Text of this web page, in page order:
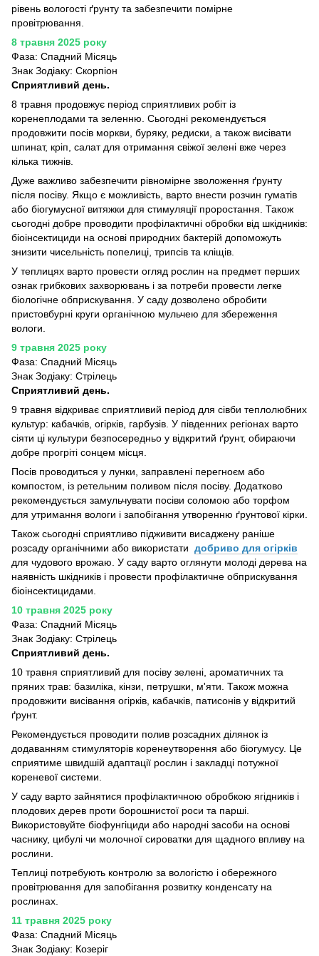
рівень вологості ґрунту та забезпечити помірне
провітрювання.
8 травня 2025 року
Фаза: Спадний Місяць
Знак Зодіаку: Скорпіон
Сприятливий день.
8 травня продовжує період сприятливих робіт із
коренеплодами та зеленню. Сьогодні рекомендується
продовжити посів моркви, буряку, редиски, а також висівати
шпинат, кріп, салат для отримання свіжої зелені вже через
кілька тижнів.
Дуже важливо забезпечити рівномірне зволоження ґрунту
після посіву. Якщо є можливість, варто внести розчин гуматів
або біогумусної витяжки для стимуляції проростання. Також
сьогодні добре проводити профілактичні обробки від шкідників:
біоінсектициди на основі природних бактерій допоможуть
знизити чисельність попелиці, трипсів та кліщів.
У теплицях варто провести огляд рослин на предмет перших
ознак грибкових захворювань і за потреби провести легке
біологічне обприскування. У саду дозволено обробити
пристовбурні круги органічною мульчею для збереження
вологи.
9 травня 2025 року
Фаза: Спадний Місяць
Знак Зодіаку: Стрілець
Сприятливий день.
9 травня відкриває сприятливий період для сівби теплолюбних
культур: кабачків, огірків, гарбузів. У південних регіонах варто
сіяти ці культури безпосередньо у відкритий ґрунт, обираючи
добре прогріті сонцем місця.
Посів проводиться у лунки, заправлені перегноєм або
компостом, із ретельним поливом після посіву. Додатково
рекомендується замульчувати посіви соломою або торфом
для утримання вологи і запобігання утворенню ґрунтової кірки.
Також сьогодні сприятливо підживити висаджену раніше
розсаду органічними або використати добриво для огірків
для чудового врожаю. У саду варто оглянути молоді дерева на
наявність шкідників і провести профілактичне обприскування
біоінсектицидами.
10 травня 2025 року
Фаза: Спадний Місяць
Знак Зодіаку: Стрілець
Сприятливий день.
10 травня сприятливий для посіву зелені, ароматичних та
пряних трав: базиліка, кінзи, петрушки, м'яти. Також можна
продовжити висівання огірків, кабачків, патисонів у відкритий
ґрунт.
Рекомендується проводити полив розсадних ділянок із
додаванням стимуляторів коренеутворення або біогумусу. Це
сприятиме швидшій адаптації рослин і закладці потужної
кореневої системи.
У саду варто зайнятися профілактичною обробкою ягідників і
плодових дерев проти борошнистої роси та парші.
Використовуйте біофунгіциди або народні засоби на основі
часнику, цибулі чи молочної сироватки для щадного впливу на
рослини.
Теплиці потребують контролю за вологістю і обережного
провітрювання для запобігання розвитку конденсату на
рослинах.
11 травня 2025 року
Фаза: Спадний Місяць
Знак Зодіаку: Козеріг